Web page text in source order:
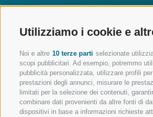
Utilizziamo i cookie e
Noi e altre 10 terze parti selezionate
scopi pubblicitari. Ad esempio, potremmo
pubblicità personalizzata, utilizzare profili
prestazioni degli annunci, misurare le
limitati per la selezione dei contenuti,
combinare dati provenienti da altre fonti di
dispositivi in base a informazioni richieste
RACINES
SEGUICI SUI SOCIAL